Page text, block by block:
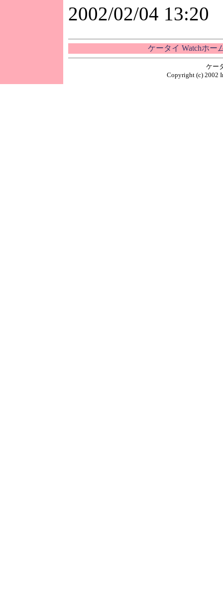
2002/02/04 13:20
ケータイ Watchホー
ケー
Copyright (c) 2002